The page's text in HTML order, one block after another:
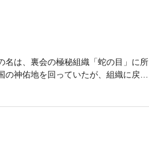
名は、裏会の極秘組織「蛇の目」に所
神佑地を回っていたが、組織に戻っ